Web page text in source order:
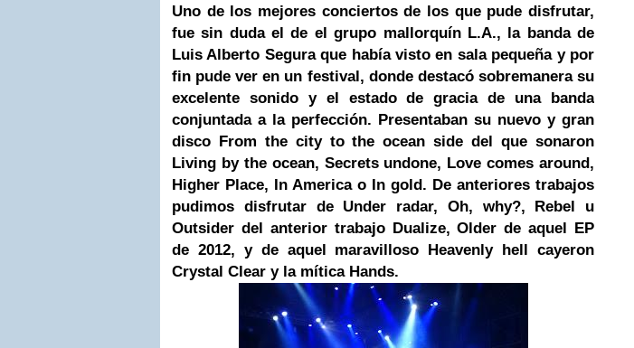
Uno de los mejores conciertos de los que pude disfrutar,
fue sin duda el de el grupo mallorquín L.A., la banda de
Luis Alberto Segura que había visto en sala pequeña y por
fin pude ver en un festival, donde destacó sobremanera su
excelente sonido y el estado de gracia de una banda
conjuntada a la perfección. Presentaban su nuevo y gran
disco From the city to the ocean side del que sonaron
Living by the ocean, Secrets undone, Love comes around,
Higher Place, In America o In gold. De anteriores trabajos
pudimos disfrutar de Under radar, Oh, why?, Rebel u
Outsider del anterior trabajo Dualize, Older de aquel EP
de 2012, y de aquel maravilloso Heavenly hell cayeron
Crystal Clear y la mítica Hands.